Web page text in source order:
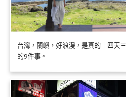
台灣，蘭嶼，好浪漫，是真的｜四天
的9件事。